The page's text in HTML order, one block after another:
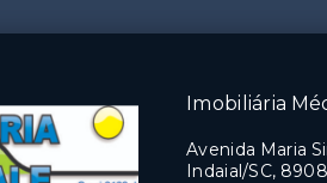
Imobiliária
Avenida Maria
Indaial/SC,